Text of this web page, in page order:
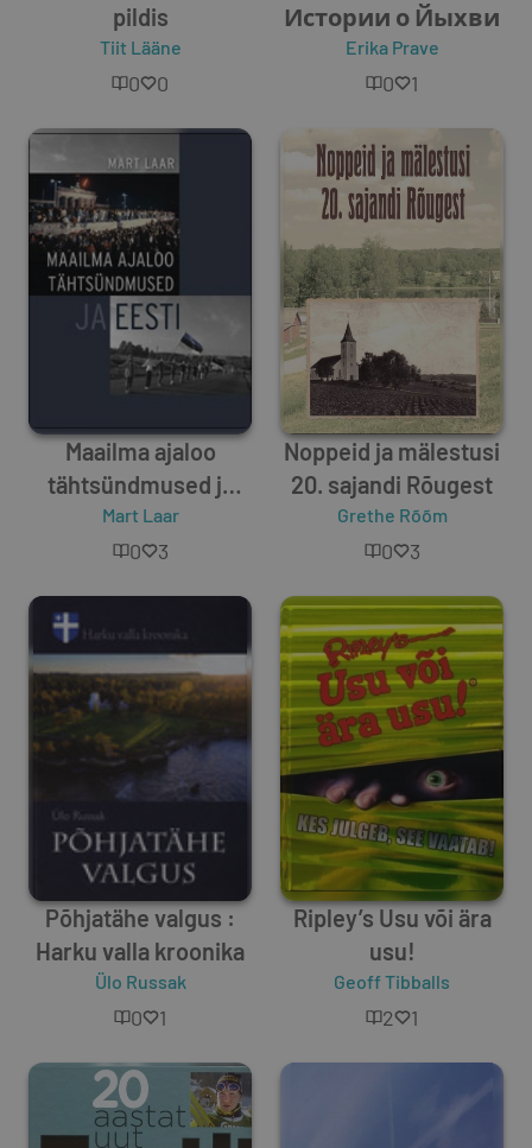
pildis
Tiit Lääne
0 0
Истории о Йыхви
Erika Prave
0 1
Maailma ajaloo
tähtsündmused ja
Eesti
Mart Laar
0 3
Noppeid ja mälestusi
20. sajandi Rõugest
Grethe Rõõm
0 3
Põhjatähe valgus :
Harku valla kroonika
Ülo Russak
0 1
Ripley’s Usu või ära
usu!
Geoff Tibballs
2 1